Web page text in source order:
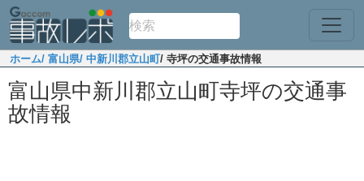
ホーム/ 富山県/ 中新川郡立山町/ 寺坪の交通事故情報
富山県中新川郡立山町寺坪の交通事
故情報